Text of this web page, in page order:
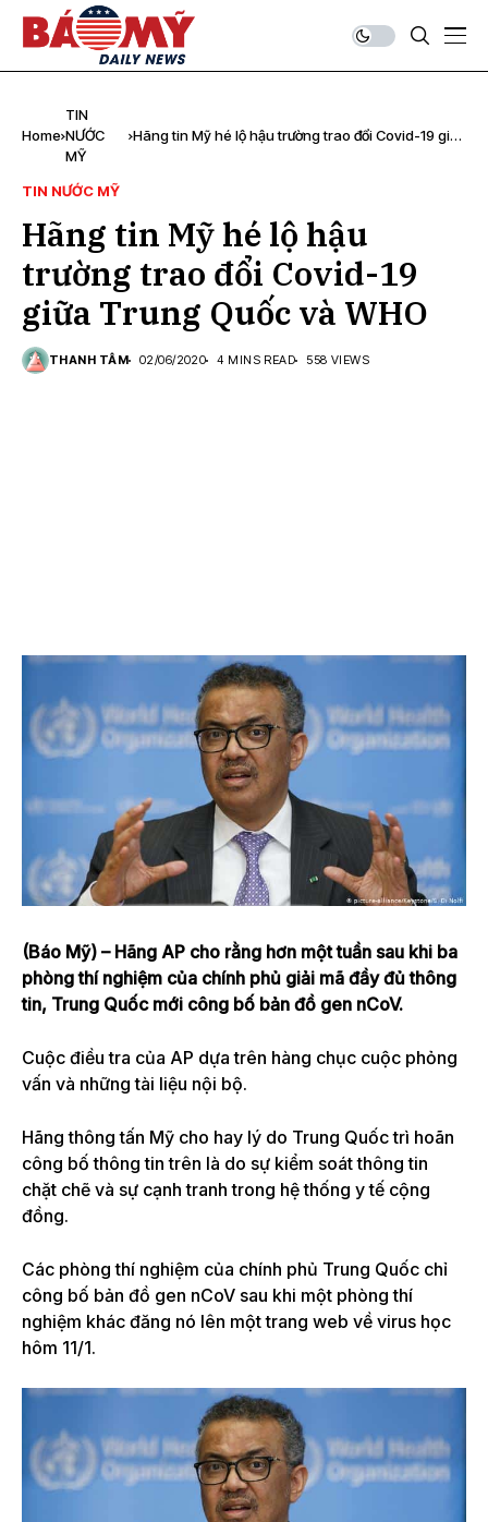
Home
TIN
NƯỚC
MỸ
Hãng tin Mỹ hé lộ hậu trường trao đổi Covid-19 giữa
TIN NƯỚC MỸ
Hãng tin Mỹ hé lộ hậu
trường trao đổi Covid-19
giữa Trung Quốc và WHO
THANH TÂM 02/06/2020 4 MINS READ 558 VIEWS
(Báo Mỹ) – Hãng AP cho rằng hơn một tuần sau khi ba
phòng thí nghiệm của chính phủ giải mã đầy đủ thông
tin, Trung Quốc mới công bố bản đồ gen nCoV.
Cuộc điều tra của AP dựa trên hàng chục cuộc phỏng
vấn và những tài liệu nội bộ.
Hãng thông tấn Mỹ cho hay lý do Trung Quốc trì hoãn
công bố thông tin trên là do sự kiểm soát thông tin
chặt chẽ và sự cạnh tranh trong hệ thống y tế cộng
đồng.
Các phòng thí nghiệm của chính phủ Trung Quốc chỉ
công bố bản đồ gen nCoV sau khi một phòng thí
nghiệm khác đăng nó lên một trang web về virus học
hôm 11/1.